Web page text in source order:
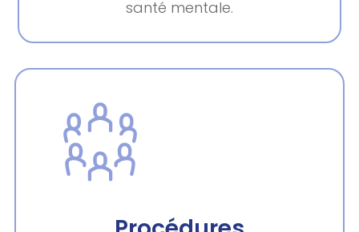
santé mentale.